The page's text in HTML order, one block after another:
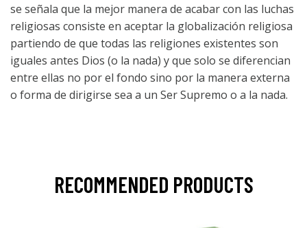
se señala que la mejor manera de acabar con las luchas
religiosas consiste en aceptar la globalización religiosa
partiendo de que todas las religiones existentes son
iguales antes Dios (o la nada) y que solo se diferencian
entre ellas no por el fondo sino por la manera externa
o forma de dirigirse sea a un Ser Supremo o a la nada.
RECOMMENDED PRODUCTS